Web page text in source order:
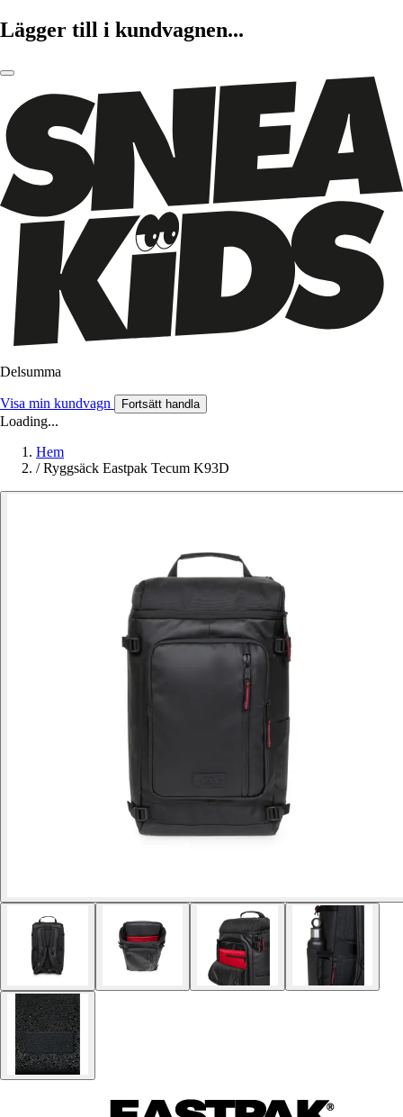
Lägger till i kundvagnen...
Delsumma
Visa min kundvagn Fortsätt handla
Loading...
Hem
/ Ryggsäck Eastpak Tecum K93D